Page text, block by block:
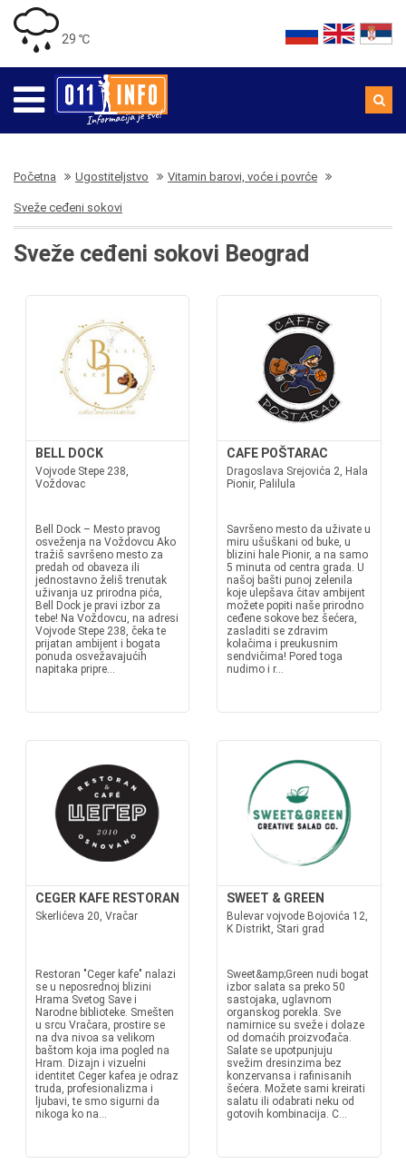
29 ℃
Početna Ugostiteljstvo Vitamin barovi, voće i povrće
Sveže ceđeni sokovi
Sveže ceđeni sokovi Beograd
BELL DOCK
Vojvode Stepe 238,
Voždovac
Bell Dock – Mesto pravog
osveženja na Voždovcu Ako
tražiš savršeno mesto za
predah od obaveza ili
jednostavno želiš trenutak
uživanja uz prirodna pića,
Bell Dock je pravi izbor za
tebe! Na Voždovcu, na adresi
Vojvode Stepe 238, čeka te
prijatan ambijent i bogata
ponuda osvežavajućih
napitaka pripre...
CAFE POŠTARAC
Dragoslava Srejovića 2, Hala
Pionir, Palilula
Savršeno mesto da uživate u
miru ušuškani od buke, u
blizini hale Pionir, a na samo
5 minuta od centra grada. U
našoj bašti punoj zelenila
koje ulepšava čitav ambijent
možete popiti naše prirodno
ceđene sokove bez šećera,
zasladiti se zdravim
kolačima i preukusnim
sendvičima! Pored toga
nudimo i r...
CEGER KAFE RESTORAN
Skerlićeva 20, Vračar
Restoran "Ceger kafe" nalazi
se u neposrednoj blizini
Hrama Svetog Save i
Narodne biblioteke. Smešten
u srcu Vračara, prostire se
na dva nivoa sa velikom
baštom koja ima pogled na
Hram. Dizajn i vizuelni
identitet Ceger kafea je odraz
truda, profesionalizma i
ljubavi, te smo sigurni da
nikoga ko na...
SWEET & GREEN
Bulevar vojvode Bojovića 12,
K Distrikt, Stari grad
Sweet&amp;Green nudi bogat
izbor salata sa preko 50
sastojaka, uglavnom
organskog porekla. Sve
namirnice su sveže i dolaze
od domaćih proizvođača.
Salate se upotpunjuju
svežim dresinzima bez
konzervansa i rafinisanih
šećera. Možete sami kreirati
salatu ili odabrati neku od
gotovih kombinacija. C...